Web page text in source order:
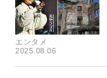
エンタメ
2025.08.06